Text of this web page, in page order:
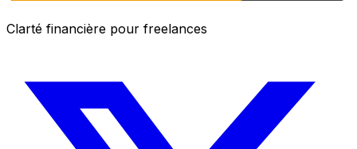
Clarté financière pour freelances